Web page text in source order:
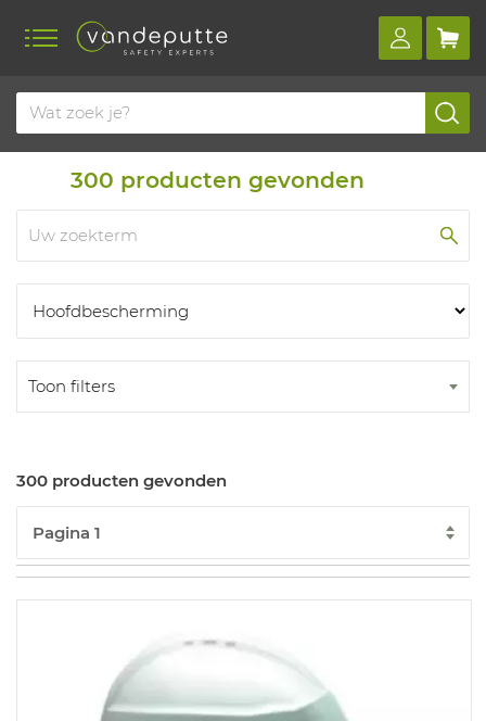
Home Producten
300 producten gevonden
Toon filters
300 producten gevonden